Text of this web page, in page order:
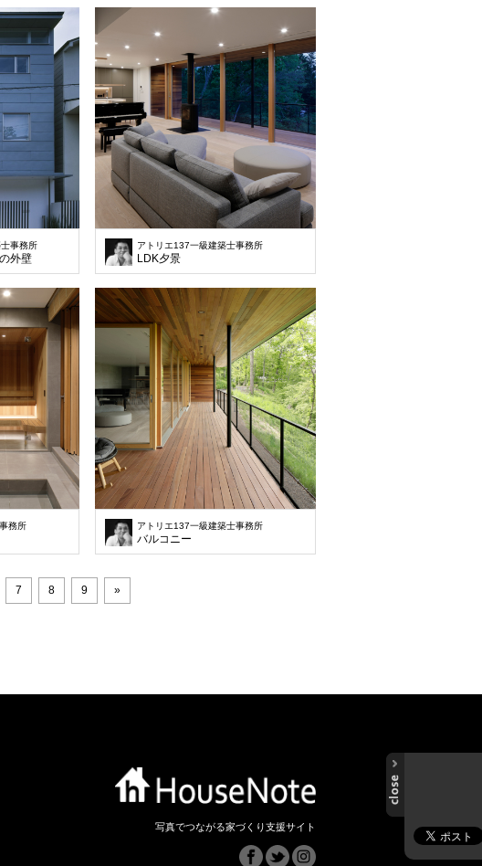
事務所
外壁
アトリエ137一級建築士事務所
LDK夕景
務所 アトリエ137一級建築士事務所
バルコニー
7 8 9 »
写真でつながる家づくり支援サイト